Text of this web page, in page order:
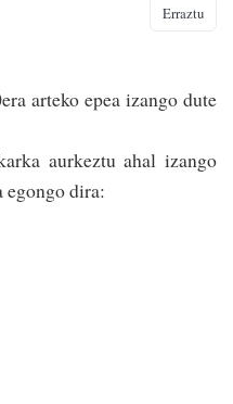
Erraztu
arteko epea izango dute
aurkeztu ahal izango
egongo dira: